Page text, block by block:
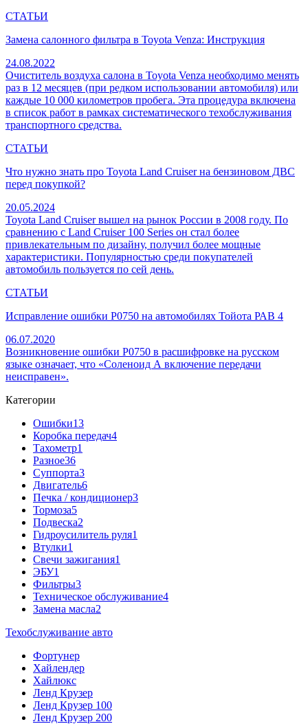
СТАТЬИ
Замена салонного фильтра в Toyota Venza: Инструкция
24.08.2022
Очиститель воздуха салона в Toyota Venza необходимо менять
раз в 12 месяцев (при редком использовании автомобиля) или
каждые 10 000 километров пробега. Эта процедура включена
в список работ в рамках систематического техобслуживания
транспортного средства.
СТАТЬИ
Что нужно знать про Toyota Land Cruiser на бензиновом ДВС
перед покупкой?
20.05.2024
Toyota Land Cruiser вышел на рынок России в 2008 году. По
сравнению с Land Cruiser 100 Series он стал более
привлекательным по дизайну, получил более мощные
характеристики. Популярностью среди покупателей
автомобиль пользуется по сей день.
СТАТЬИ
Исправление ошибки P0750 на автомобилях Тойота РАВ 4
06.07.2020
Возникновение ошибки P0750 в расшифровке на русском
языке означает, что «Соленоид А включение передачи
неисправен».
Категории
Ошибки13
Коробка передач4
Тахометр1
Разное36
Cуппорта3
Двигатель6
Печка / кондиционер3
Тормоза5
Подвеска2
Гидроусилитель руля1
Втулки1
Свечи зажигания1
ЭБУ1
Фильтры3
Техническое обслуживание4
Замена масла2
Техобслуживание авто
Фортунер
Хайлендер
Хайлюкс
Ленд Крузер
Ленд Крузер 100
Ленд Крузер 200